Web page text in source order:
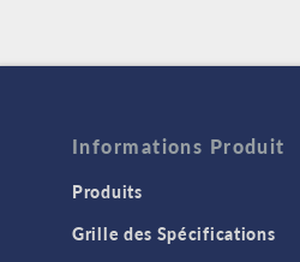
Informations Produit
Produits
Grille des Spécifications